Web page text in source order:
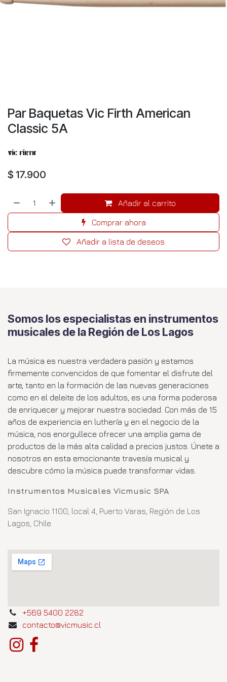
Par Baquetas Vic Firth American
Classic 5A
$ 17.900
Añadir al carrito
Comprar ahora
Añadir a lista de deseos
Somos los especialistas en instrumentos
musicales de la Región de Los Lagos
La música es nuestra verdadera pasión y estamos
firmemente convencidos de que fomentar el disfrute del
arte, tanto en la formación de las nuevas generaciones
como en el deleite de los adultos, es una forma poderosa
de enriquecer y mejorar nuestra sociedad. Con más de 15
años de experiencia en luthería y en el negocio de la
música, nos enorgullece ofrecer una amplia gama de
productos de la más alta calidad a precios justos. Únete a
nosotros en esta emocionante travesía musical y
descubre cómo la música puede transformar vidas.
Instrumentos Musicales Vicmusic SPA
San Ignacio 1100, local 4, Puerto Varas, Región de Los
Lagos, Chile
+569 5400 2282
contacto@vicmusic.cl